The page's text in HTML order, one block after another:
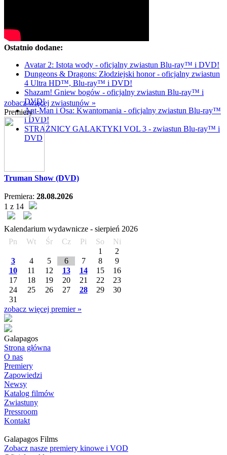
Ostatnio dodane:
Avatar 2: Istota wody - oficjalny zwiastun Blu-ray™ i DVD!
Dungeons & Dragons: Złodziejski honor - oficjalny zwiastun
4 Ultra HD™, Blu-ray™ i DVD!
Shazam! Gniew bogów - oficjalny zwiastun Blu-ray™ i
DVD!
Ant-Man i Osa: Kwantomania - oficjalny zwiastun Blu-ray™
i DVD!
STRAŻNICY GALAKTYKI VOL 3 - zwiastun Blu-ray™ i
DVD
zobacz więcej zwiastunów »
Premiery
Truman Show (DVD)
Premiera: 28.08.2026
1 z 14
Kalendarium wydawnicze - sierpień 2026
Pn
Wt Śr Cz Pi So
Ni
1
2
3
4 5 6 7 8
9
10
11 12 13 14 15
16
17
18 19 20 21 22
23
24
25 26 27 28 29
30
31
zobacz więcej premier »
Galapagos
Strona główna
O nas
Premiery
Zapowiedzi
Newsy
Katalog filmów
Zwiastuny
Pressroom
Kontakt
Galapagos Films
Zobacz nasze premiery kinowe i VOD